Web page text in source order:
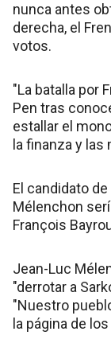
nunca antes
derecha, el
votos.
"La batalla por
Pen tras
estallar el
la finanza y
El candidato
Mélenchon
François
Jean-Luc
"derrotar a
"Nuestro
la página de